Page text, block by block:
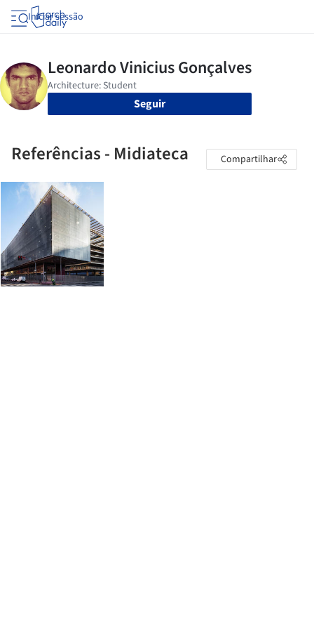
Iniciar sessão
Seguir
Referências - Midiateca Compartilhar